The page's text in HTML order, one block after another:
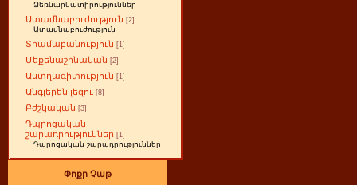
Ձեռնարկատիրություններ
Ատամնաբուժություն [2]
Ատամնաբուժություն
Տրամաբանություն [1]
Մեքենաշինական [2]
Աստղագիտություն [1]
Անգլերեն լեզու [8]
Բժշկական [3]
Դպրոցական
շարադրություններ [1]
Դպրոցական շարադրություններ
Փոքր Չաթ